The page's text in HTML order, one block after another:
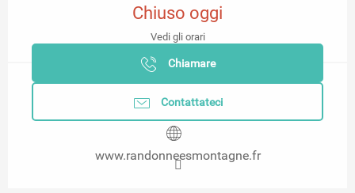
Chiuso oggi
Vedi gli orari
Chiamare
Contattateci
www.randonneesmontagne.fr